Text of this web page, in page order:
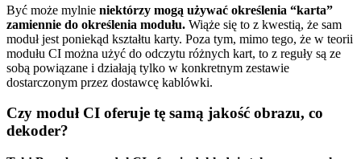
Być może mylnie niektórzy mogą używać określenia “karta”
zamiennie do określenia modułu. Wiąże się to z kwestią, że sam
moduł jest poniekąd kształtu karty. Poza tym, mimo tego, że w teorii
modułu CI można użyć do odczytu różnych kart, to z reguły są ze
sobą powiązane i działają tylko w konkretnym zestawie
dostarczonym przez dostawcę kablówki.
Czy moduł CI oferuje tę samą jakość obrazu, co
dekoder?